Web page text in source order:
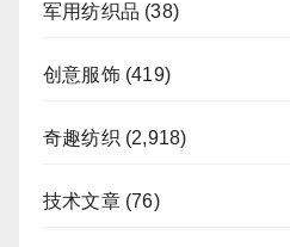
军用纺织品 (38)
创意服饰(419)
奇趣纺织 (2,918)
技术文章(76)